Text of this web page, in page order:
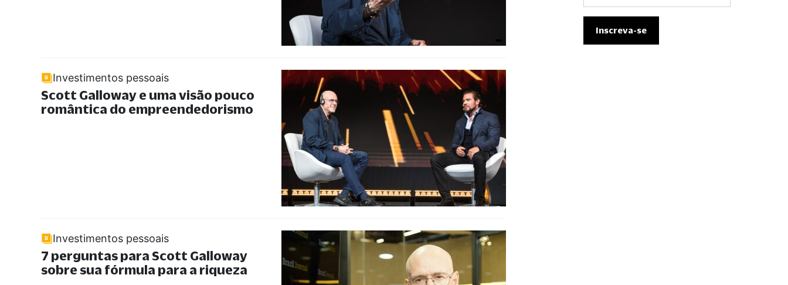
Investimentos pessoais
Scott Galloway e uma visão pouco
romântica do empreendedorismo
Investimentos pessoais
7 perguntas para Scott Galloway
sobre sua fórmula para a riqueza